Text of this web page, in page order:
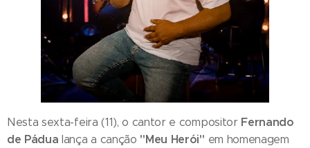
Nesta sexta-feira (11), o cantor e compositor Fernando
de Pádua lança a canção "Meu Herói" em homenagem